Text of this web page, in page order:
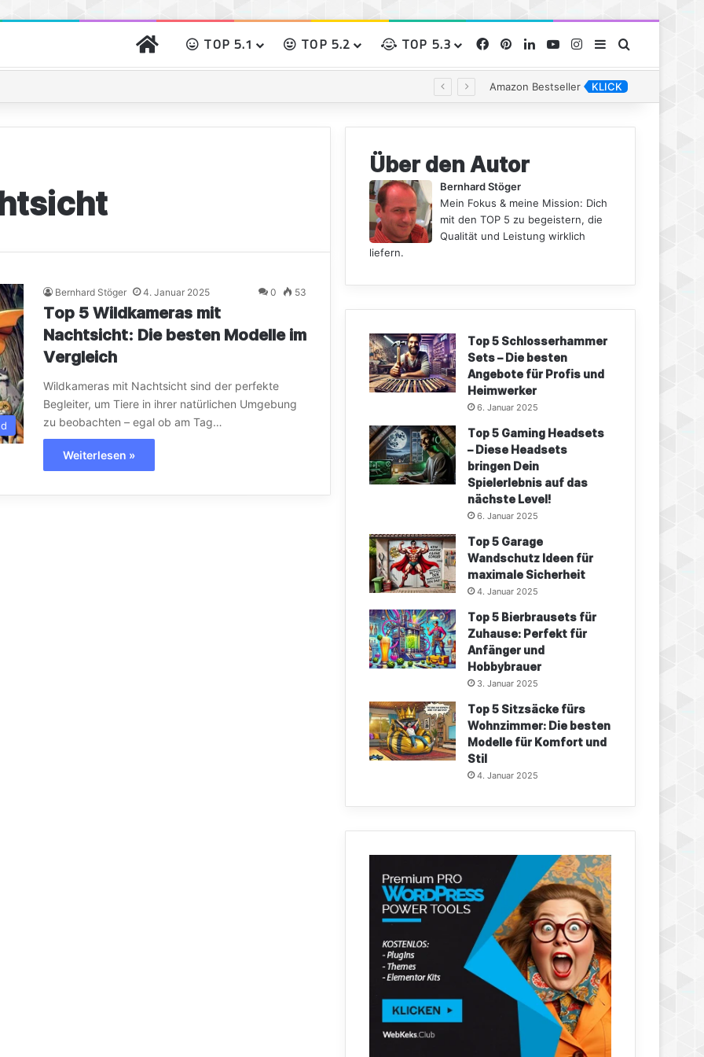
START TOP 5.1 TOP 5.2 TOP 5.3 Facebook
PinterestLinkedInYouTubeInstagram
Sidebar
Amazon Bestseller KLICK
Bernhard Stöger 4. Januar 2025 0 53
Top 5 Wildkameras mit
Nachtsicht: Die besten Modelle im
Vergleich
Wildkameras mit Nachtsicht sind der perfekte
Begleiter, um Tiere in ihrer natürlichen Umgebung
zu beobachten – egal ob am Tag…
Weiterlesen »
Über den Autor
Bernhard Stöger
Mein Fokus & meine Mission: Dich
mit den TOP 5 zu begeistern, die
Qualität und Leistung wirklich
liefern.
Top 5 Schlosserhammer
Sets – Die besten
Angebote für Profis und
Heimwerker
6. Januar 2025
Top 5 Gaming Headsets
– Diese Headsets
bringen Dein
Spielerlebnis auf das
nächste Level!
6. Januar 2025
Top 5 Garage
Wandschutz Ideen für
maximale Sicherheit
4. Januar 2025
Top 5 Bierbrausets für
Zuhause: Perfekt für
Anfänger und
Hobbybrauer
3. Januar 2025
Top 5 Sitzsäcke fürs
Wohnzimmer: Die besten
Modelle für Komfort und
Stil
4. Januar 2025